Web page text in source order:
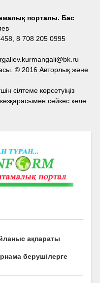
порталы. Бас
8 708 205 0995
© 2016 Авторлық және
сілтеме көрсетуіңіз
көзқарасымен сәйкес келе
ақпараты
берушілерге